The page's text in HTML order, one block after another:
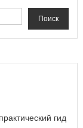
Поиск
гид